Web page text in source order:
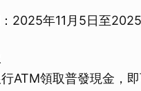
2025年11月5日至
ATM領取普發現金，